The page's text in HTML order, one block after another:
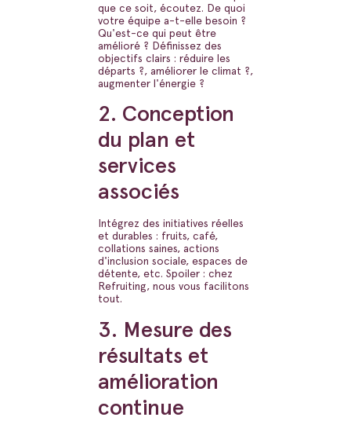
que ce soit, écoutez. De quoi
votre équipe a-t-elle besoin ?
Qu'est-ce qui peut être
amélioré ? Définissez des
objectifs clairs : réduire les
départs ?, améliorer le climat ?,
augmenter l'énergie ?
2. Conception
du plan et
services
associés
Intégrez des initiatives réelles
et durables : fruits, café,
collations saines, actions
d'inclusion sociale, espaces de
détente, etc. Spoiler : chez
Refruiting, nous vous facilitons
tout.
3. Mesure des
résultats et
amélioration
continue